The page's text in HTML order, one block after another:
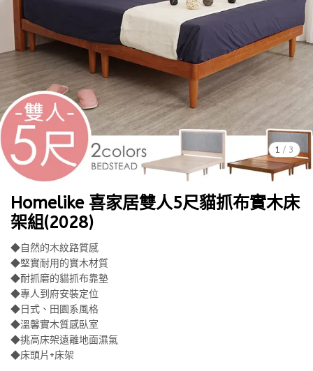
1 / 3
Homelike 喜家居雙人5尺貓抓布實木床
架組(2028)
◆自然的木紋路質感
◆堅實耐用的實木材質
◆耐抓磨的貓抓布靠墊
◆專人到府安裝定位
◆日式、田園系風格
◆溫馨實木質感臥室
◆挑高床架遠離地面濕氣
◆床頭片+床架